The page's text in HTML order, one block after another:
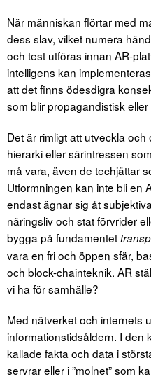
När människan flörtar med
dess slav, vilket numera
och test utföras innan AR-
intelligens kan
att det finns ödesdigra
som blir propagandistisk
Det är rimligt att utveckla
hierarki eller särintressen
må vara, även de techjättar
Utformningen kan inte bli en
endast ägnar sig åt
näringsliv och stat förvrider
bygga på fundamentet
vara en fri och öppen sfär,
och block-chainteknik. AR
vi ha för samhälle?
Med nätverket och internets
informationstidsåldern. I den
kallade fakta och data i
servrar eller i ”molnet” som